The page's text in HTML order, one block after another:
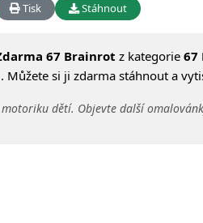
Tisk Stáhnout
67 Brainrot z kategorie 67
Můžete si ji zdarma stáhnout a
dětí. Objevte další